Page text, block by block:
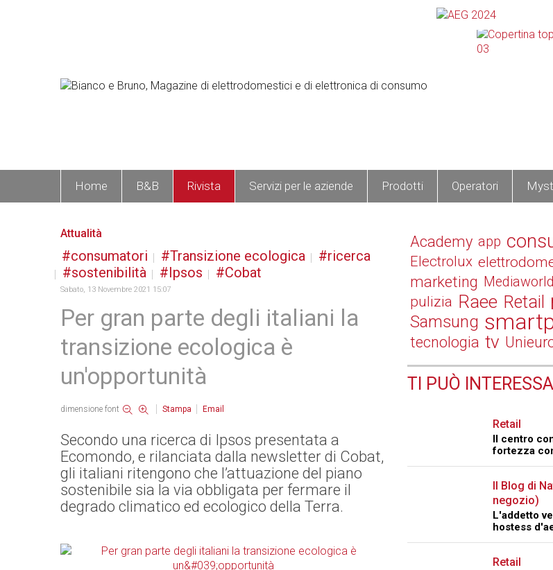
Home B&B Rivista Servizi per le aziende Prodotti Operatori
Attualità
consumatori Transizione ecologica
ricerca
sostenibilità
Ipsos Cobat
Sabato, 13 Novembre 2021 15:07
Per gran parte degli italiani la
transizione ecologica è
un'opportunità
dimensione font Stampa Email
Secondo una ricerca di Ipsos presentata a
Ecomondo, e rilanciata dalla newsletter di Cobat,
gli italiani ritengono che l’attuazione del piano
sostenibile sia la via obbligata per fermare il
degrado climatico ed ecologico della Terra.
Academy app
Electrolux
marketing Mediaworld
pulizia Raee Retail
Samsung
tecnologia tv
TI PUÒ
Retail
Il centro
fortezza
Il Blog di
negozio)
L'addetto
hostess
Retail